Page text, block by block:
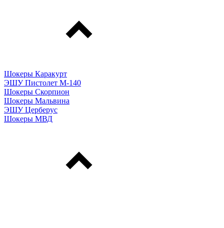
Шокеры Каракурт
ЭШУ Пистолет М-140
Шокеры Скорпион
Шокеры Мальвина
ЭШУ Церберус
Шокеры МВД